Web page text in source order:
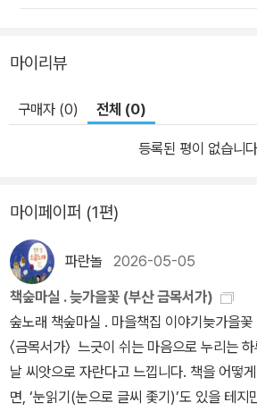
마이리뷰
구매자 (0) 전체 (0)
등록된 평이 없습니
마이페이퍼 (1편)
파란놀 2026-05-05
책숲마실 . 늦가을꽃 (부산 금목서가)
숲노래 책숲마실 . 마을책집 이야기늦가을
〈금목서가〉 느긋이 쉬는 마음으로 누리는
날 씨앗으로 자란다고 느낍니다. 책을 어떻
면, ‘눈읽기(눈으로 글씨 좇기)’도 있을 테지